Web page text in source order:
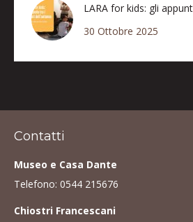
LARA for kids: gli
30 Ottobre 2025
Contatti
Museo e Casa Dante
Telefono: 0544 215676
Chiostri Francescani